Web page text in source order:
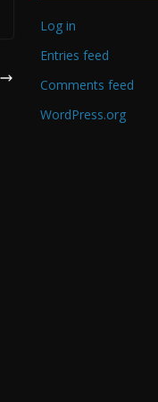
Log in
Entries feed
Comments feed
WordPress.org